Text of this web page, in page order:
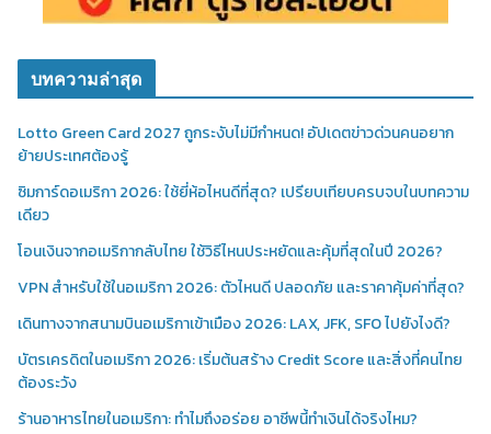
บทความล่าสุด
Lotto Green Card 2027 ถูกระงับไม่มีกำหนด! อัปเดตข่าวด่วนคนอยาก
ย้ายประเทศต้องรู้
ซิมการ์ดอเมริกา 2026: ใช้ยี่ห้อไหนดีที่สุด? เปรียบเทียบครบจบในบทความ
เดียว
โอนเงินจากอเมริกากลับไทย ใช้วิธีไหนประหยัดและคุ้มที่สุดในปี 2026?
VPN สำหรับใช้ในอเมริกา 2026: ตัวไหนดี ปลอดภัย และราคาคุ้มค่าที่สุด?
เดินทางจากสนามบินอเมริกาเข้าเมือง 2026: LAX, JFK, SFO ไปยังไงดี?
บัตรเครดิตในอเมริกา 2026: เริ่มต้นสร้าง Credit Score และสิ่งที่คนไทย
ต้องระวัง
ร้านอาหารไทยในอเมริกา: ทำไมถึงอร่อย อาชีพนี้ทำเงินได้จริงไหม?